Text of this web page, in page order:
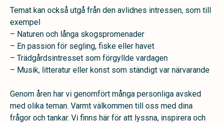
Temat kan också utgå från den avlidnes intressen, som till
exempel
– Naturen och långa skogspromenader
– En passion för segling, fiske eller havet
– Trädgårdsintresset som förgyllde vardagen
– Musik, litteratur eller konst som ständigt var närvarande
Genom åren har vi genomfört många personliga avsked
med olika teman. Varmt välkommen till oss med dina
frågor och tankar. Vi finns här för att lyssna, inspirera och